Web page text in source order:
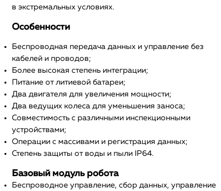
в экстремальных условиях.
Особенности
Беспроводная передача данных и управление без
кабелей и проводов;
Более высокая степень интеграции;
Питание от литиевой батареи;
Два двигателя для увеличения мощности;
Два ведущих колеса для уменьшения заноса;
Совместимость с различными инспекционными
устройствами;
Операции с массивами и регистрация данных;
Степень защиты от воды и пыли IP64.
Базовый модуль робота
Беспроводное управление, сбор данных, управление